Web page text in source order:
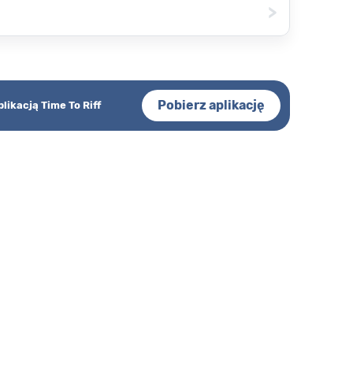
>
Time To Riff Pobierz aplikację